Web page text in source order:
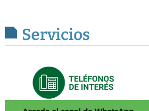
Servicios